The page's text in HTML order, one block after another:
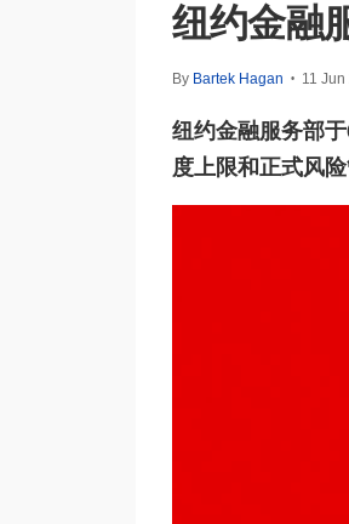
纽约金融
By Bartek Hagan • 11
纽约金融服务部
度上限和正式风